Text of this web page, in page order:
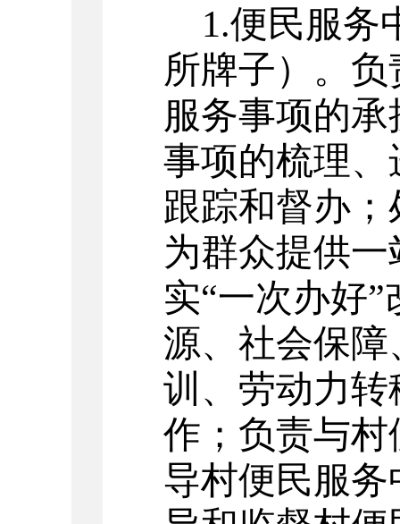
1.便民服务
所牌子）。 负
服务事项的
事项的梳理
跟踪和督办
为群众提供
实“一次办好
源、社会保
训、劳动力
作；负责与村
导村便民服务